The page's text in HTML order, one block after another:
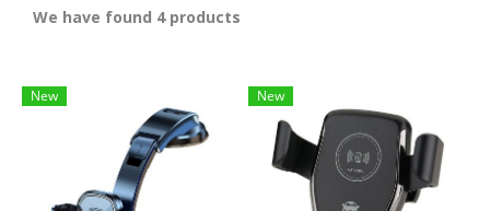
We have found 4 products
New New